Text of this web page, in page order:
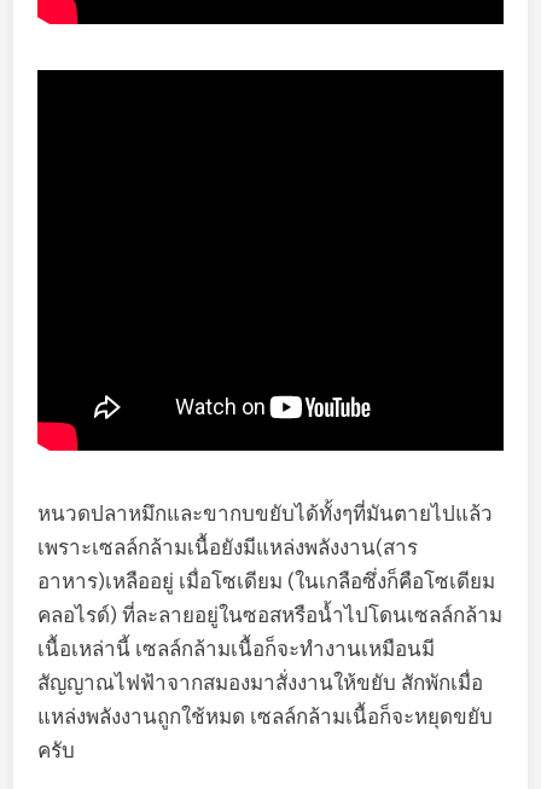
หนวดปลาหมึกและขากบขยับได้ทั้งๆที่มันตายไปแล้ว
เพราะเซลล์กล้ามเนื้อยังมีแหล่งพลังงาน(สาร
อาหาร)เหลืออยู่ เมื่อโซเดียม (ในเกลือซึ่งก็คือโซเดียม
คลอไรด์) ที่ละลายอยู่ในซอสหรือน้ำไปโดนเซลล์กล้าม
เนื้อเหล่านี้ เซลล์กล้ามเนื้อก็จะทำงานเหมือนมี
สัญญาณไฟฟ้าจากสมองมาสั่งงานให้ขยับ สักพักเมื่อ
แหล่งพลังงานถูกใช้หมด เซลล์กล้ามเนื้อก็จะหยุดขยับ
ครับ